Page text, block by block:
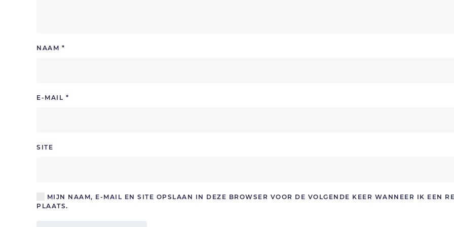
NAAM *
E-MAIL *
SITE
MIJN NAAM, E-MAIL EN SITE OPSLAAN IN DEZE BROWSER VOOR DE VOLGENDE KEER WANNEER IK EEN
PLAATS.